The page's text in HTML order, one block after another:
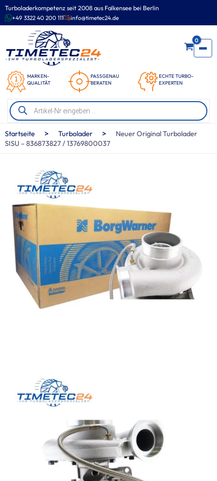
Turboladerkompetenz seit 2008 aus Falkensee bei Berlin
+49 3322 40 200 111 info@timetec24.de
MARKEN-
QUALITÄT
PASSGENAU
BERATEN
ECHTE TURBO-
EXPERTEN
0
Products
search
Zum
Inhalt
springen
Startseite > Turbolader >
Neuer Original Turbolader
SISU – 836873827 / 13769800037